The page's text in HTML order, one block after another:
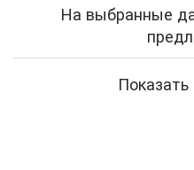
На выбранные